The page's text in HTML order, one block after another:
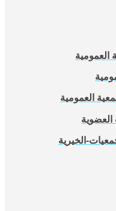
العمومية
الخيرية